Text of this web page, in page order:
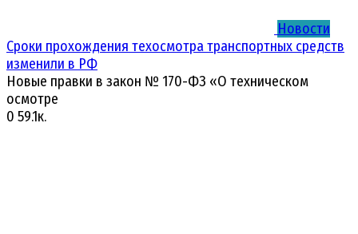
Новости
Сроки прохождения техосмотра транспортных средств
изменили в РФ
Новые правки в закон № 170-ФЗ «О техническом
осмотре
0 59.1к.